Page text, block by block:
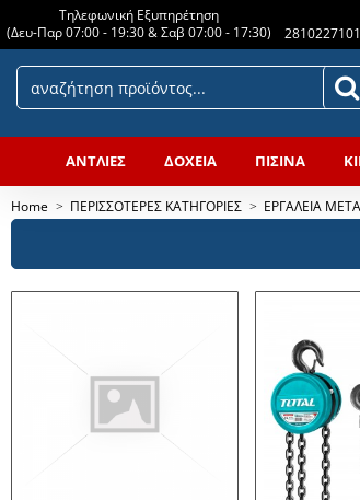
Τηλεφωνική Εξυπηρέτηση
(Δευ-Παρ 07:00 - 19:30 & Σαβ 07:00 - 17:30)
ΑΝΤΛΙΕΣ ΔΟΧΕΙΑ ΠΙΣΙΝΑ
Home ΠΕΡΙΣΣΟΤΕΡΕΣ ΚΑΤΗΓΟΡΙΕΣ ΕΡΓΑΛΕΙΑ